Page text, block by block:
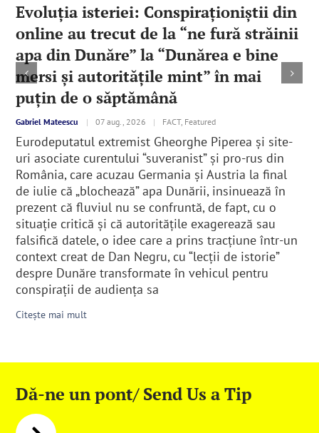
Evoluția isteriei: Conspiraționiștii din
online au trecut de la “ne fură străinii
apa din Dunăre” la “Dunărea e bine
mersi și autoritățile mint” în mai
puțin de o săptămână
Gabriel Mateescu | 07 aug., 2026 | FACT, Featured
Eurodeputatul extremist Gheorghe Piperea și site-
uri asociate curentului “suveranist” și pro-rus din
România, care acuzau Germania și Austria la final
de iulie că „blochează” apa Dunării, insinuează în
prezent că fluviul nu se confruntă, de fapt, cu o
situație critică și că autoritățile exagerează sau
falsifică datele, o idee care a prins tracțiune într-un
context creat de Dan Negru, cu “lecții de istorie”
despre Dunăre transformate în vehicul pentru
conspirații de audiența sa
Citește mai mult
Dă-ne un pont/ Send Us a Tip